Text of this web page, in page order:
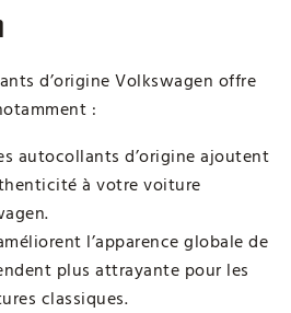
d’origine Volkswagen offre
:
autocollants d’origine ajoutent
à votre voiture
l’apparence globale de
plus attrayante pour les
classiques.